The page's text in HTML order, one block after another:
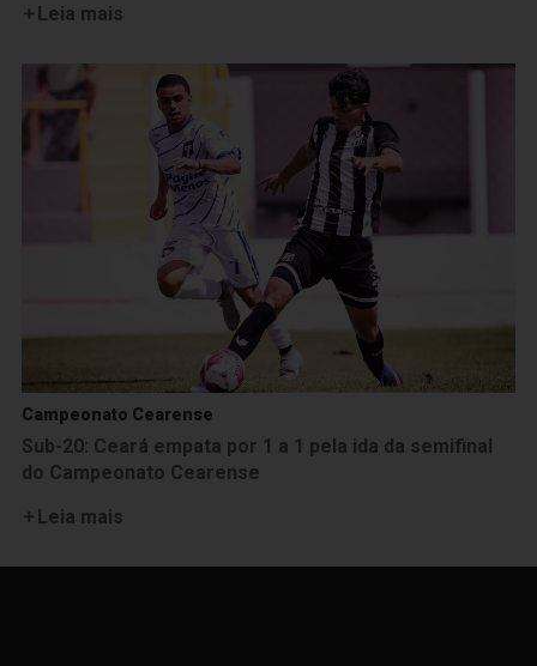
Leia mais
Campeonato Cearense
Sub-20: Ceará empata por 1 a 1 pela ida da semifinal
do Campeonato Cearense
Leia mais